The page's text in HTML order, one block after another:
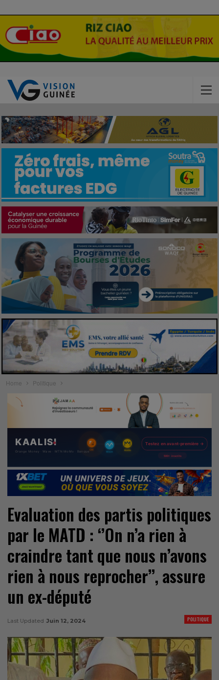
Home Politique
Evaluation des partis politiques
par le MATD : ‘’On n’a rien à
craindre tant que nous n’avons
rien à nous reprocher’’, assure
un ex-député
POLITIQUE
Last Updated Juin 12, 2024